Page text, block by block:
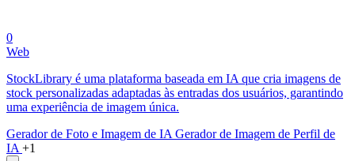
0
Web
StockLibrary é uma plataforma baseada em IA que cria imagens de
stock personalizadas adaptadas às entradas dos usuários, garantindo
uma experiência de imagem única.
Gerador de Foto e Imagem de IA Gerador de Imagem de Perfil de
IA +1